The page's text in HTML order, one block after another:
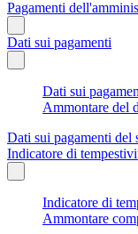
Pagamenti
Dati sui pagamenti
Dati sui
Ammontare del
Dati sui pagamenti del
Indicatore di
Indicatore di
Ammontare